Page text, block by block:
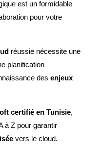
est un formidable
pour votre
réussie nécessite une
planification
des enjeux
certifié en Tunisie,
à Z pour garantir
vers le cloud.